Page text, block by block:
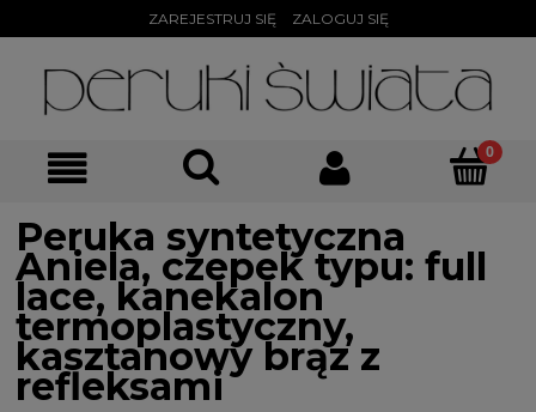
ZAREJESTRUJ SIĘ ZALOGUJ SIĘ
Peruka syntetyczna
Aniela, czepek typu: full
lace, kanekalon
termoplastyczny,
kasztanowy brąz z
refleksami